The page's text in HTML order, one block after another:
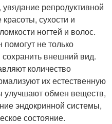
репродуктивной
сухости и
ногтей и волос.
не только
сохранить внешний вид.
количество
их естественную
улучшают обмен веществ,
эндокринной системы,
состояние.